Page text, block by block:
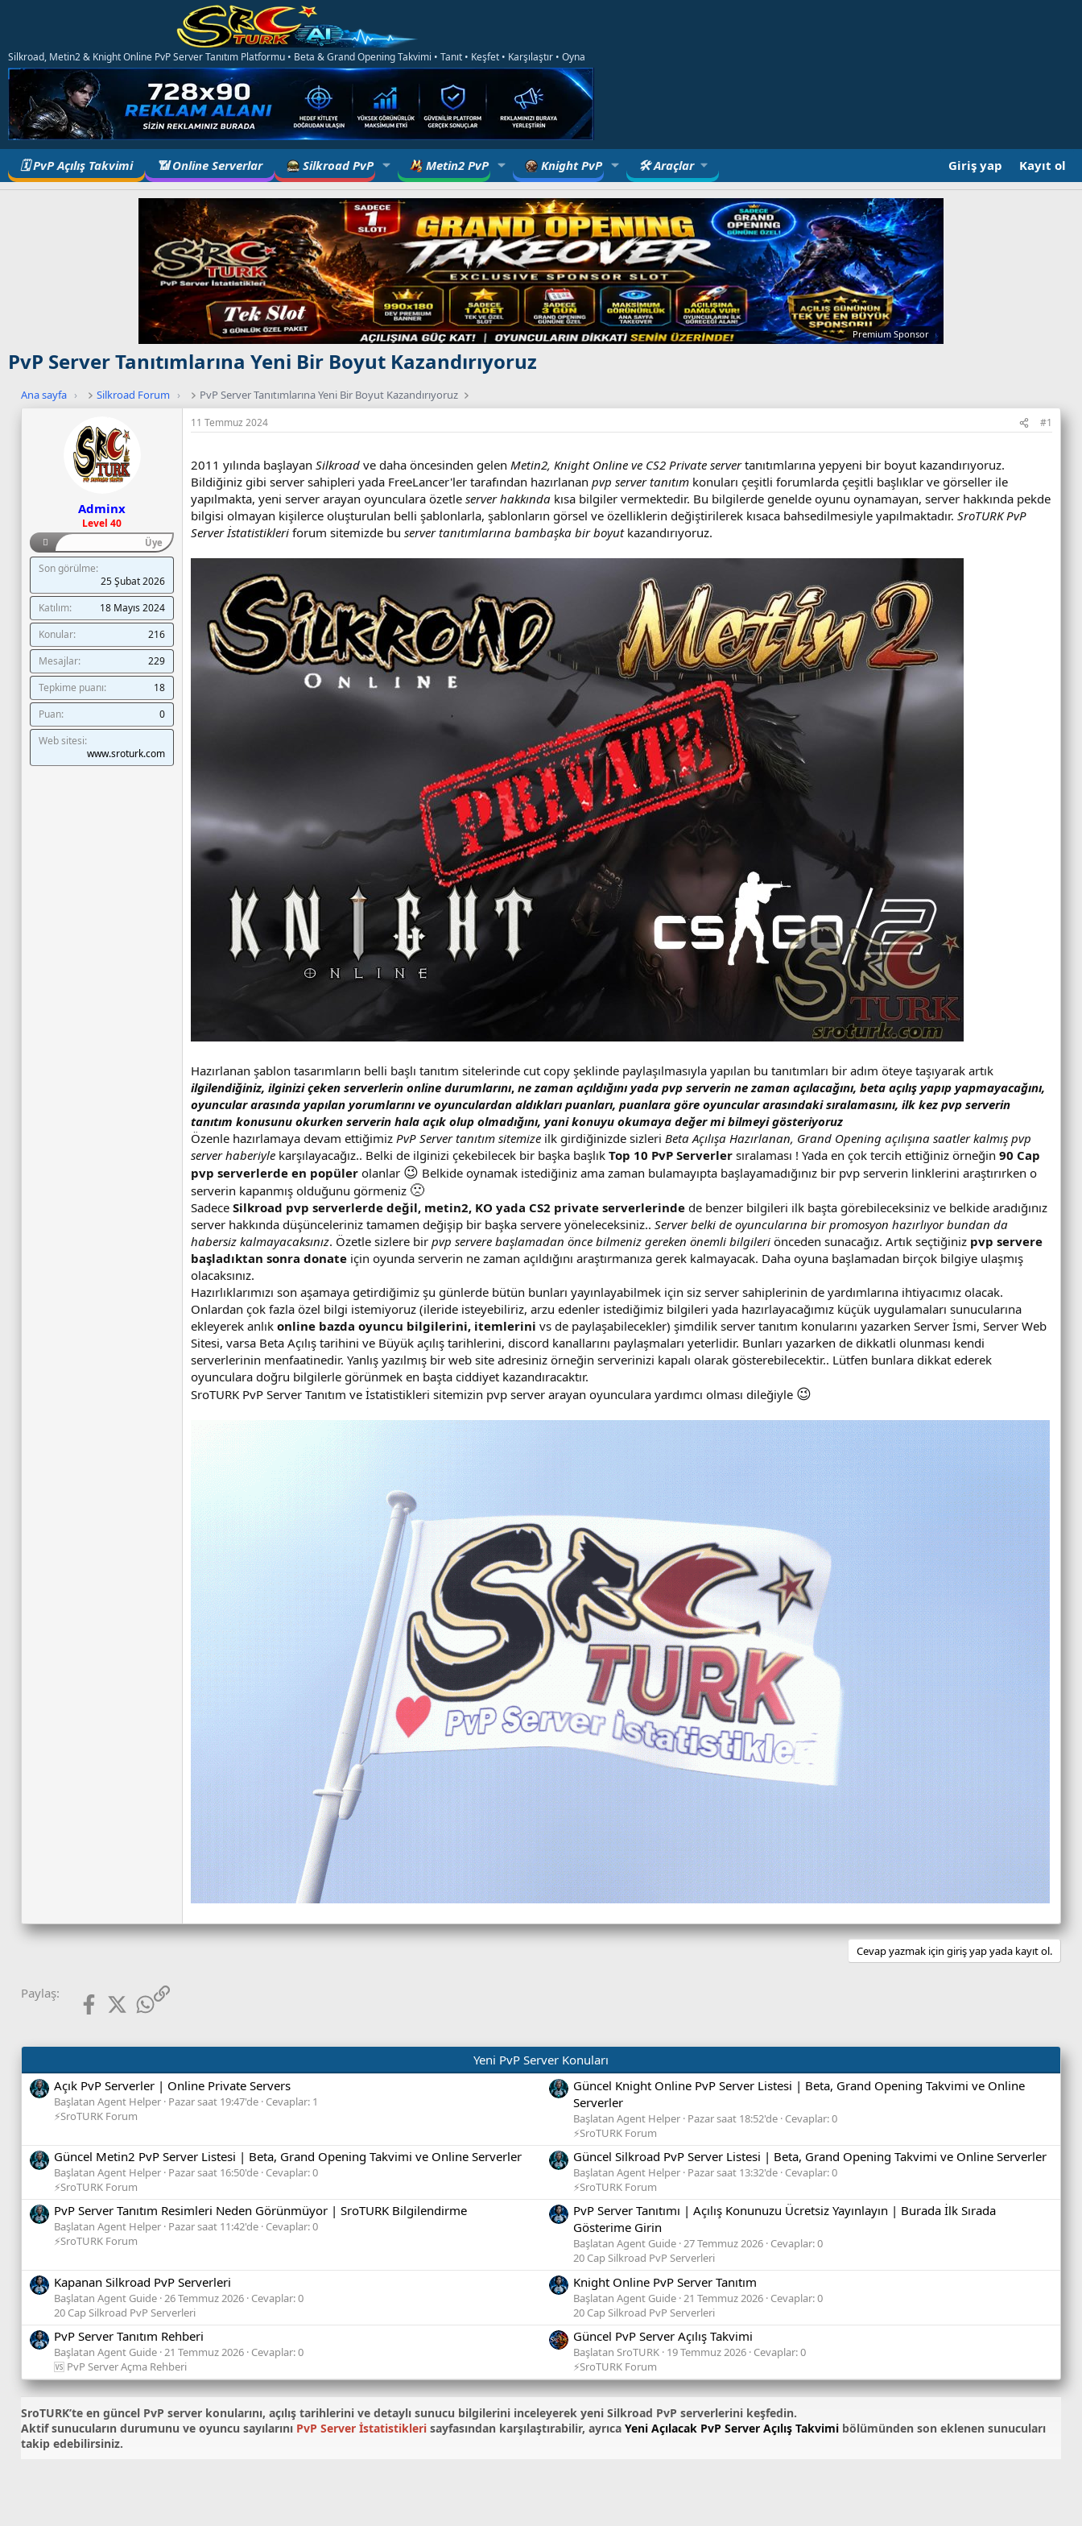
Silkroad, Metin2 & Knight Online PvP Server Tanıtım Platformu • Beta & Grand Opening Takvimi • Tanıt • Keşfet • Karşılaştır • Oyna
🗓️ PvP Açılış Takvimi 📶 Online Serverlar Silkroad PvP Metin2 PvP Knight PvP 🛠 Araçlar Giriş yap Kayıt ol
Premium Sponsor
PvP Server Tanıtımlarına Yeni Bir Boyut Kazandırıyoruz
Ana sayfa › Silkroad Forum › PvP Server Tanıtımlarına Yeni Bir Boyut Kazandırıyoruz
Adminx
Level 40
Üye
Son görülme
25 Şubat 2026
Katılım
18 Mayıs 2024
Konular
216
Mesajlar
229
Tepkime puanı
18
Puan
0
Web sitesi
www.sroturk.com
11 Temmuz 2024 #1
2011 yılında başlayan Silkroad ve daha öncesinden gelen Metin2, Knight Online ve CS2 Private servertanıtımlarına yepyeni bir boyut kazandırıyoruz.
Bildiğiniz gibi server sahipleri yada FreeLancer'ler tarafından hazırlanan pvp server tanıtım konuları çeşitli forumlarda çeşitli başlıklar ve görseller ile
yapılmakta, yeni server arayan oyunculara özetle server hakkında kısa bilgiler vermektedir. Bu bilgilerde genelde oyunu oynamayan, server hakkında pekde
bilgisi olmayan kişilerce oluşturulan belli şablonlarla, şablonların görsel ve özelliklerin değiştirilerek kısaca bahsedilmesiyle yapılmaktadır. SroTURK PvP
Server İstatistikleri forum sitemizde bu server tanıtımlarına bambaşka bir boyutkazandırıyoruz.
Hazırlanan şablon tasarımların belli başlı tanıtım sitelerinde cut copy şeklinde paylaşılmasıyla yapılan bu tanıtımları bir adım öteye taşıyarak artık
ilgilendiğiniz, ilginizi çeken serverlerin online durumlarını, ne zaman açıldığını yada pvp serverin ne zaman açılacağını, beta açılış yapıp yapmayacağını,
oyuncular arasında yapılan yorumlarını ve oyunculardan aldıkları puanları, puanlara göre oyuncular arasındaki sıralamasını, ilk kez pvp serverin
tanıtım konusunu okurken serverin hala açık olup olmadığını, yani konuyu okumaya değer mi bilmeyi gösteriyoruz
Özenle hazırlamaya devam ettiğimiz PvP Server tanıtım sitemize ilk girdiğinizde sizleri Beta Açılışa Hazırlanan, Grand Opening açılışına saatler kalmış pvp
server haberiyle karşılayacağız.. Belki de ilginizi çekebilecek bir başka başlık Top 10 PvP Serverler sıralaması ! Yada en çok tercih ettiğiniz örneğin 90 Cap
pvp serverlerde en popüler olanlar 😉 Belkide oynamak istediğiniz ama zaman bulamayıpta başlayamadığınız bir pvp serverin linklerini araştırırken o
serverin kapanmış olduğunu görmeniz 🙁
Sadece Silkroad pvp serverlerde değil, metin2, KO yada CS2 private serverlerinde de benzer bilgileri ilk başta görebileceksiniz ve belkide aradığınız
server hakkında düşünceleriniz tamamen değişip bir başka servere yöneleceksiniz.. Server belki de oyuncularına bir promosyon hazırlıyor bundan da
habersiz kalmayacaksınız. Özetle sizlere bir pvp servere başlamadan önce bilmeniz gereken önemli bilgileri önceden sunacağız. Artık seçtiğiniz pvp servere
başladıktan sonra donate için oyunda serverin ne zaman açıldığını araştırmanıza gerek kalmayacak. Daha oyuna başlamadan birçok bilgiye ulaşmış
olacaksınız.
Hazırlıklarımızı son aşamaya getirdiğimiz şu günlerde bütün bunları yayınlayabilmek için siz server sahiplerinin de yardımlarına ihtiyacımız olacak.
Onlardan çok fazla özel bilgi istemiyoruz (ileride isteyebiliriz, arzu edenler istediğimiz bilgileri yada hazırlayacağımız küçük uygulamaları sunucularına
ekleyerek anlık online bazda oyuncu bilgilerini, itemlerini vs de paylaşabilecekler) şimdilik server tanıtım konularını yazarken Server İsmi, Server Web
Sitesi, varsa Beta Açılış tarihini ve Büyük açılış tarihlerini, discord kanallarını paylaşmaları yeterlidir. Bunları yazarken de dikkatli olunması kendi
serverlerinin menfaatinedir. Yanlış yazılmış bir web site adresiniz örneğin serverinizi kapalı olarak gösterebilecektir.. Lütfen bunlara dikkat ederek
oyunculara doğru bilgilerle görünmek en başta ciddiyet kazandıracaktır.
SroTURK PvP Server Tanıtım ve İstatistikleri sitemizin pvp server arayan oyunculara yardımcı olması dileğiyle 😉
Cevap yazmak için giriş yap yada kayıt ol.
Paylaş: FacebookX (Twitter)WhatsApp
Link
Yeni PvP Server Konuları
Açık PvP Serverler | Online Private Servers
Başlatan Agent Helper Pazar saat 19:47'de Cevaplar: 1
⚡SroTURK Forum
Güncel Knight Online PvP Server Listesi | Beta, Grand Opening Takvimi ve Online
Serverler
Başlatan Agent Helper Pazar saat 18:52'de Cevaplar: 0
⚡SroTURK Forum
Güncel Metin2 PvP Server Listesi | Beta, Grand Opening Takvimi ve Online Serverler
Başlatan Agent Helper Pazar saat 16:50'de Cevaplar: 0
⚡SroTURK Forum
Güncel Silkroad PvP Server Listesi | Beta, Grand Opening Takvimi ve Online Serverler
Başlatan Agent Helper Pazar saat 13:32'de Cevaplar: 0
⚡SroTURK Forum
PvP Server Tanıtım Resimleri Neden Görünmüyor | SroTURK Bilgilendirme
Başlatan Agent Helper Pazar saat 11:42'de Cevaplar: 0
⚡SroTURK Forum
PvP Server Tanıtımı | Açılış Konunuzu Ücretsiz Yayınlayın | Burada İlk Sırada
Gösterime Girin
Başlatan Agent Guide 27 Temmuz 2026 Cevaplar: 0
20 Cap Silkroad PvP Serverleri
Kapanan Silkroad PvP Serverleri
Başlatan Agent Guide 26 Temmuz 2026 Cevaplar: 0
20 Cap Silkroad PvP Serverleri
Knight Online PvP Server Tanıtım
Başlatan Agent Guide 21 Temmuz 2026 Cevaplar: 0
20 Cap Silkroad PvP Serverleri
PvP Server Tanıtım Rehberi
Başlatan Agent Guide 21 Temmuz 2026 Cevaplar: 0
🆚 PvP Server Açma Rehberi
Güncel PvP Server Açılış Takvimi
Başlatan SroTURK 19 Temmuz 2026 Cevaplar: 0
⚡SroTURK Forum
SroTURK’te en güncel PvP server konularını, açılış tarihlerini ve detaylı sunucu bilgilerini inceleyerek yeni Silkroad PvP serverlerini keşfedin.
Aktif sunucuların durumunu ve oyuncu sayılarını PvP Server İstatistikleri sayfasından karşılaştırabilir, ayrıca Yeni Açılacak PvP Server Açılış Takvimi bölümünden son eklenen sunucuları
takip edebilirsiniz.